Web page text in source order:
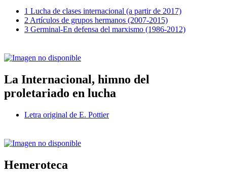
1 Lucha de clases internacional (a partir de 2017)
2 Artículos de grupos hermanos (2007-2015)
3 Germinal-En defensa del marxismo (1986-2012)
La Internacional, himno del
proletariado en lucha
Letra original de E. Pottier
Hemeroteca